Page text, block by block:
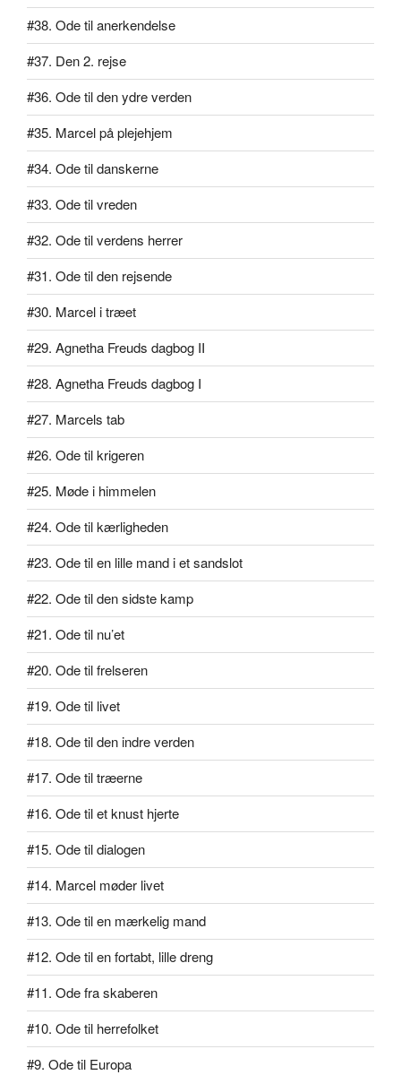
#38. Ode til anerkendelse
#37. Den 2. rejse
#36. Ode til den ydre verden
#35. Marcel på plejehjem
#34. Ode til danskerne
#33. Ode til vreden
#32. Ode til verdens herrer
#31. Ode til den rejsende
#30. Marcel i træet
#29. Agnetha Freuds dagbog II
#28. Agnetha Freuds dagbog I
#27. Marcels tab
#26. Ode til krigeren
#25. Møde i himmelen
#24. Ode til kærligheden
#23. Ode til en lille mand i et sandslot
#22. Ode til den sidste kamp
#21. Ode til nu’et
#20. Ode til frelseren
#19. Ode til livet
#18. Ode til den indre verden
#17. Ode til træerne
#16. Ode til et knust hjerte
#15. Ode til dialogen
#14. Marcel møder livet
#13. Ode til en mærkelig mand
#12. Ode til en fortabt, lille dreng
#11. Ode fra skaberen
#10. Ode til herrefolket
#9. Ode til Europa